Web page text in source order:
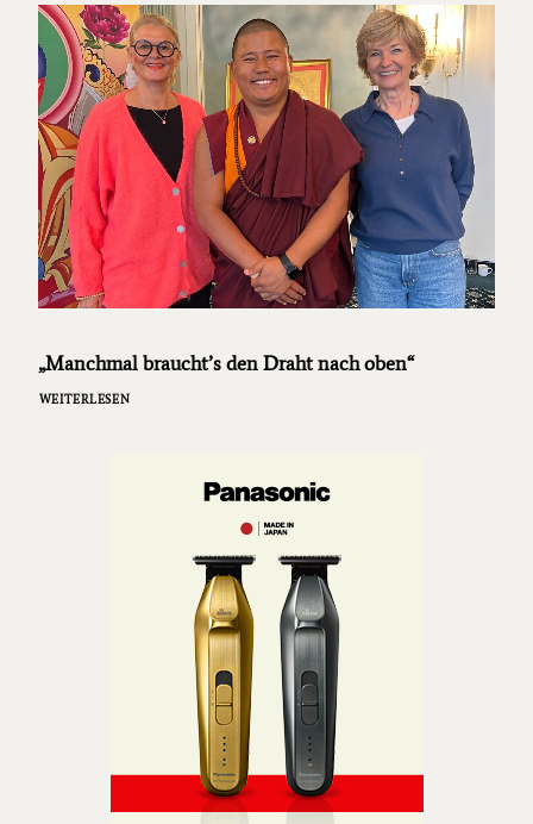
„Manchmal braucht’s den Draht nach oben“
WEITERLESEN